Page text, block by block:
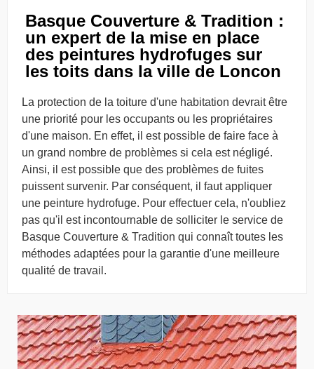
Basque Couverture & Tradition :
un expert de la mise en place
des peintures hydrofuges sur
les toits dans la ville de Loncon
La protection de la toiture d'une habitation devrait être
une priorité pour les occupants ou les propriétaires
d'une maison. En effet, il est possible de faire face à
un grand nombre de problèmes si cela est négligé.
Ainsi, il est possible que des problèmes de fuites
puissent survenir. Par conséquent, il faut appliquer
une peinture hydrofuge. Pour effectuer cela, n'oubliez
pas qu'il est incontournable de solliciter le service de
Basque Couverture & Tradition qui connaît toutes les
méthodes adaptées pour la garantie d'une meilleure
qualité de travail.